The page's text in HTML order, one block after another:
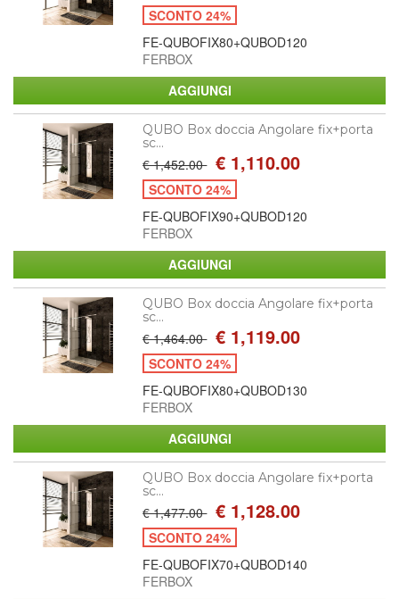
SCONTO 24%
FE-QUBOFIX80+QUBOD120
FERBOX
QUBO Box doccia Angolare fix+porta
sc...
€ 1,452.00 € 1,110.00
SCONTO 24%
FE-QUBOFIX90+QUBOD120
FERBOX
QUBO Box doccia Angolare fix+porta
sc...
€ 1,464.00 € 1,119.00
SCONTO 24%
FE-QUBOFIX80+QUBOD130
FERBOX
QUBO Box doccia Angolare fix+porta
sc...
€ 1,477.00 € 1,128.00
SCONTO 24%
FE-QUBOFIX70+QUBOD140
FERBOX